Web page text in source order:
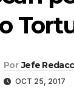
Por Jefe
OCT 25, 2017